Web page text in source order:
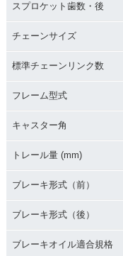
スプロケット歯数・後
チェーンサイズ
標準チェーンリンク数
フレーム型式
キャスター角
トレール量 (mm)
ブレーキ形式（前）
ブレーキ形式（後）
ブレーキオイル適合規格